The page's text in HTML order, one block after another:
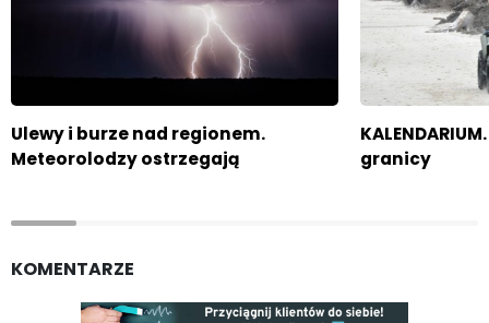
Ulewy i burze nad regionem.
Meteorolodzy ostrzegają
granicy
KOMENTARZE